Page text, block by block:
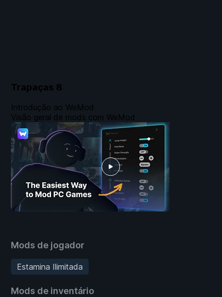
Trapaças 8
Mods de jogador
Estamina Ilimitada
Mods de inventário
Introdução ao WeMod
Visão geral de mods com WeMod